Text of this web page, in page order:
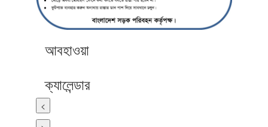
আবহাওয়া
ক্যালেন্ডার
<